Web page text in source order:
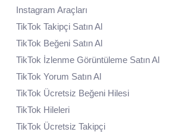
Instagram Araçları
TikTok Takipçi Satın Al
TikTok Beğeni Satın Al
TikTok İzlenme Görüntüleme Satın Al
TikTok Yorum Satın Al
TikTok Ücretsiz Beğeni Hilesi
TikTok Hileleri
TikTok Ücretsiz Takipçi